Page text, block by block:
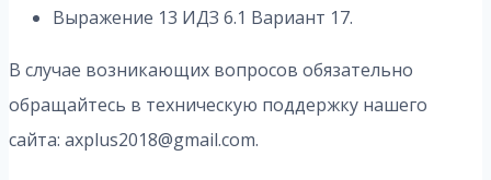
Выражение 13 ИДЗ 6.1 Вариант 17.
В случае возникающих вопросов обязательно
обращайтесь в техническую поддержку нашего
сайта: axplus2018@gmail.com.